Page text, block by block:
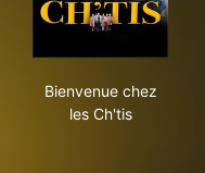
Bienvenue chez
les Ch'tis